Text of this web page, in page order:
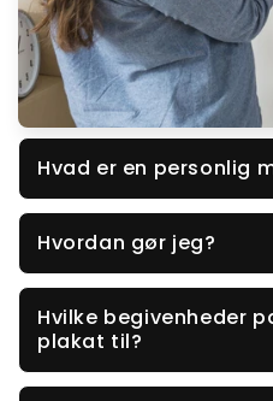
Hvad er en personlig
Hvordan gør jeg?
Hvilke begivenheder
plakat til?